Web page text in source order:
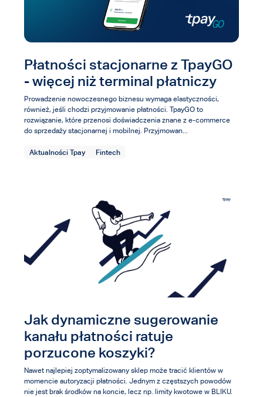
Płatności stacjonarne z TpayGO
- więcej niż terminal płatniczy
Prowadzenie nowoczesnego biznesu wymaga elastyczności,
również, jeśli chodzi przyjmowanie płatności. TpayGO to
rozwiązanie, które przenosi doświadczenia znane z e-commerce
do sprzedaży stacjonarnej i mobilnej. Przyjmowan...
Aktualności Tpay Fintech
Jak dynamiczne sugerowanie
kanału płatności ratuje
porzucone koszyki?
Nawet najlepiej zoptymalizowany sklep może tracić klientów w
momencie autoryzacji płatności. Jednym z częstszych powodów
nie jest brak środków na koncie, lecz np. limity kwotowe w BLIKU.